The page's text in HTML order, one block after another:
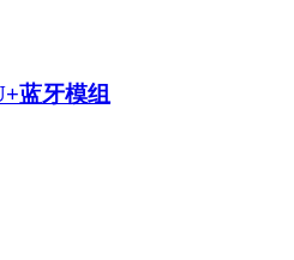
蓝牙模组